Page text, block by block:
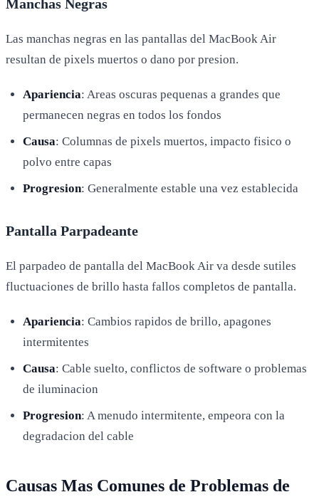
Manchas Negras
Las manchas negras en las pantallas del MacBook Air
resultan de pixels muertos o dano por presion.
Apariencia: Areas oscuras pequenas a grandes que
permanecen negras en todos los fondos
Causa: Columnas de pixels muertos, impacto fisico o
polvo entre capas
Progresion: Generalmente estable una vez establecida
Pantalla Parpadeante
El parpadeo de pantalla del MacBook Air va desde sutiles
fluctuaciones de brillo hasta fallos completos de pantalla.
Apariencia: Cambios rapidos de brillo, apagones
intermitentes
Causa: Cable suelto, conflictos de software o problemas
de iluminacion
Progresion: A menudo intermitente, empeora con la
degradacion del cable
Causas Mas Comunes de Problemas de